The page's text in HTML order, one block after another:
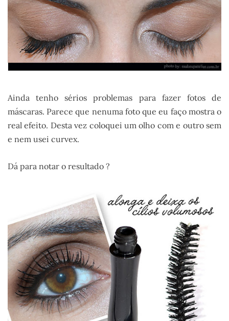
Ainda tenho sérios problemas para fazer fotos de
máscaras. Parece que nenuma foto que eu faço mostra o
real efeito. Desta vez coloquei um olho com e outro sem
e nem usei curvex.
Dá para notar o resultado ?